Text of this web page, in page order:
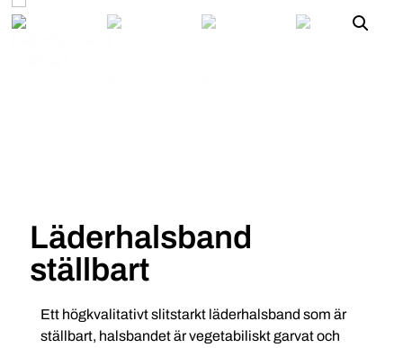
Läderhalsband
ställbart
Ett högkvalitativt slitstarkt läderhalsband som är
ställbart, halsbandet är vegetabiliskt garvat och